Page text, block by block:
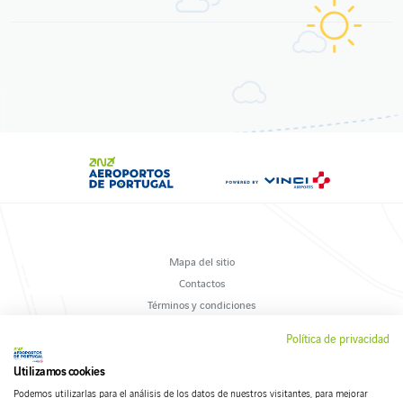
Mapa del sitio
Contactos
Términos y condiciones
Política de privacidad
Utilizamos cookies
Podemos utilizarlas para el análisis de los datos de nuestros visitantes, para mejorar